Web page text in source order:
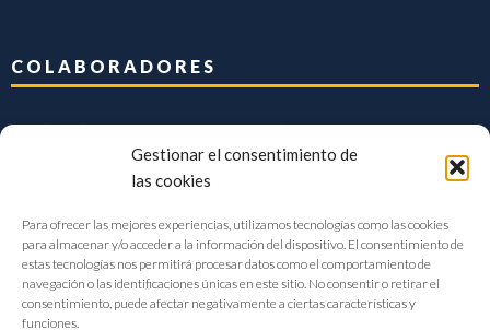
Gestionar el consentimiento de
las cookies
Para ofrecer las mejores experiencias, utilizamos tecnologías como las cookies
para almacenar y/o acceder a la información del dispositivo. El consentimiento de
estas tecnologías nos permitirá procesar datos como el comportamiento de
navegación o las identificaciones únicas en este sitio. No consentir o retirar el
consentimiento, puede afectar negativamente a ciertas características y
funciones.
COLABORADORES